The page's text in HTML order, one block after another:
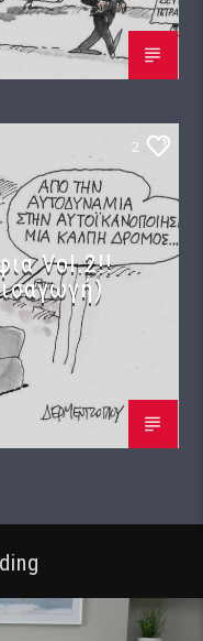
2
Vol.2!!